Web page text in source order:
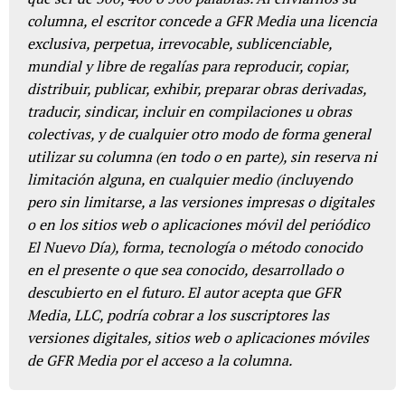
columna, el escritor concede a GFR Media una licencia
exclusiva, perpetua, irrevocable, sublicenciable,
mundial y libre de regalías para reproducir, copiar,
distribuir, publicar, exhibir, preparar obras derivadas,
traducir, sindicar, incluir en compilaciones u obras
colectivas, y de cualquier otro modo de forma general
utilizar su columna (en todo o en parte), sin reserva ni
limitación alguna, en cualquier medio (incluyendo
pero sin limitarse, a las versiones impresas o digitales
o en los sitios web o aplicaciones móvil del periódico
El Nuevo Día), forma, tecnología o método conocido
en el presente o que sea conocido, desarrollado o
descubierto en el futuro. El autor acepta que GFR
Media, LLC, podría cobrar a los suscriptores las
versiones digitales, sitios web o aplicaciones móviles
de GFR Media por el acceso a la columna.